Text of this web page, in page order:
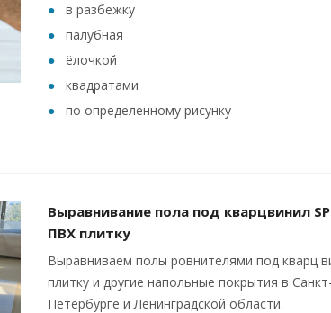
в разбежку
палубная
ёлочкой
квадратами
по определенному рисунку
Выравнивание пола под кварцвинил
ПВХ плитку
Выравниваем полы ровнителями под кварц
плитку и другие напольные покрытия в Санкт-
Петербурге и Ленинградской области.